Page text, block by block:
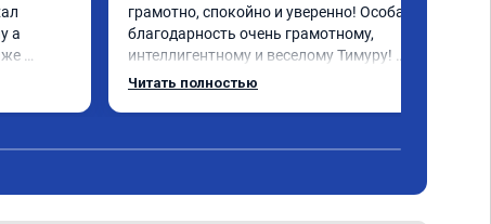
а
и за
грамотно, спокойно и уверенно! Особая
благодарность очень грамотному,
интеллигентному и веселому Тимуру!
Ребята профессионалы! Lexus GX-460
Читать полностью